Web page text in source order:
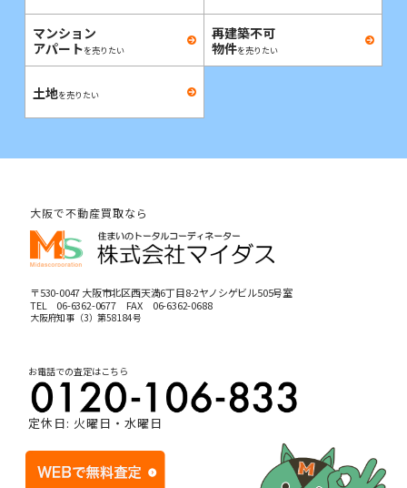
マンション
アパートを売りたい
再建築不可
物件を売りたい
土地を売りたい
大阪で不動産買取なら
〒530-0047 大阪市北区西天満6丁目8-2ヤノシゲビル505号室
TEL 06-6362-0677FAX 06-6362-0688
大阪府知事（3）第58184号
お電話での査定はこちら
定休日: 火曜日・水曜日